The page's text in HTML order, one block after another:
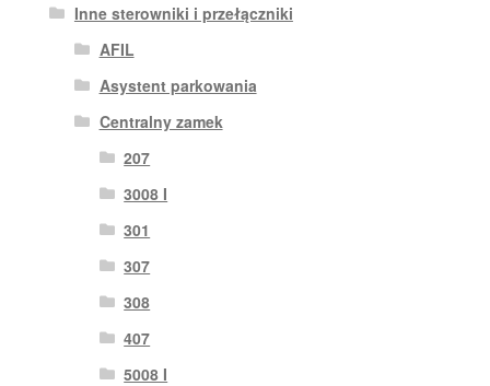
Inne sterowniki i przełączniki
AFIL
Asystent parkowania
Centralny zamek
207
3008 I
301
307
308
407
5008 I